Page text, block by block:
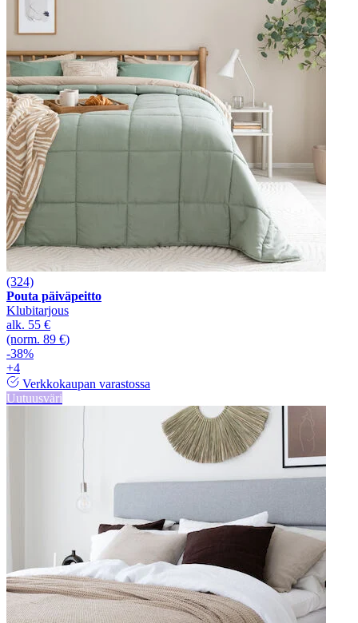
(324)
Pouta päiväpeitto
Klubitarjous
alk. 55 €
(norm. 89 €)
-38%
+4
Verkkokaupan varastossa
Uutuusväri